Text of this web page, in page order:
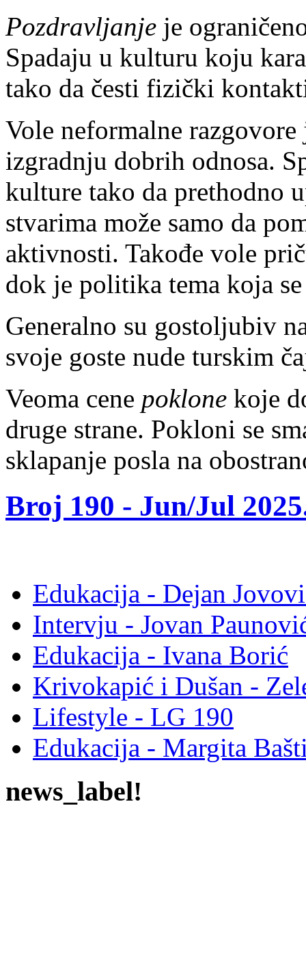
Pozdravljanje je
Spadaju u kulturu koju
tako da česti fizički
Vole neformalne
izgradnju dobrih odnosa.
kulture tako da prethodno
stvarima može samo da
aktivnosti. Takođe vole
dok je politika tema koja
Generalno su gostoljubiv
svoje goste nude turskim
Veoma cene poklone koje
druge strane. Pokloni se
sklapanje posla na
Broj 190 - Jun/Jul
Edukacija - Dejan
Intervju - Jovan
Edukacija - Ivana Borić
Krivokapić i Dušan -
Lifestyle - LG 190
Edukacija - Margita
news_label!